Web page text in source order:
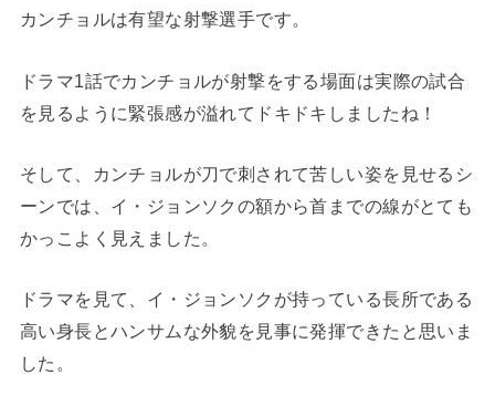
カンチョルは有望な射撃選手です。
ドラマ1話でカンチョルが射撃をする場面は実際の試合
を見るように緊張感が溢れてドキドキしましたね！
そして、カンチョルが刀で刺されて苦しい姿を見せるシ
ーンでは、イ・ジョンソクの額から首までの線がとても
かっこよく見えました。
ドラマを見て、イ・ジョンソクが持っている長所である
高い身長とハンサムな外貌を見事に発揮できたと思いま
した。